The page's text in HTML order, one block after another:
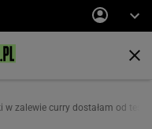
w zalewie curry dostałam od